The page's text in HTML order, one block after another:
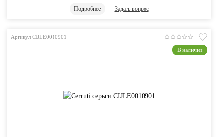
Подробнее Задать вопрос
Артикул CIJLE0010901
В наличии